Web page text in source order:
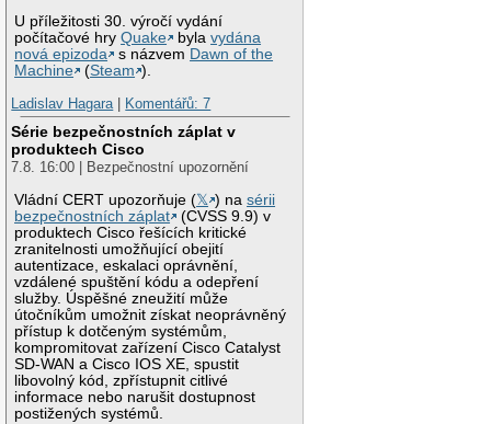
U příležitosti 30. výročí vydání
počítačové hryQuake bylavydána
nová epizoda
s názvem Dawn of the
Machine
(Steam ).
Ladislav Hagara
Komentářů: 7
Série bezpečnostních záplat v
produktech Cisco
7.8. 16:00 | Bezpečnostní upozornění
Vládní CERT upozorňuje (𝕏 ) nasérii
bezpečnostních záplat
(CVSS 9.9) v
produktech Cisco řešících kritické
zranitelnosti umožňující obejití
autentizace, eskalaci oprávnění,
vzdálené spuštění kódu a odepření
služby. Úspěšné zneužití může
útočníkům umožnit získat neoprávněný
přístup k dotčeným systémům,
kompromitovat zařízení Cisco Catalyst
SD-WAN a Cisco IOS XE, spustit
libovolný kód, zpřístupnit citlivé
informace nebo narušit dostupnost
postižených systémů.